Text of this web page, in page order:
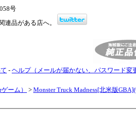
号
品がある店へ。
- ヘルプ（メールが届かない、パスワード変
ーム） > Monster Truck Madness[北米版